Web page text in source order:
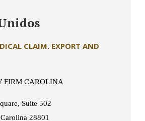
CLAIM. EXPORT AND
FIRM CAROLINA
Suite 502
28801